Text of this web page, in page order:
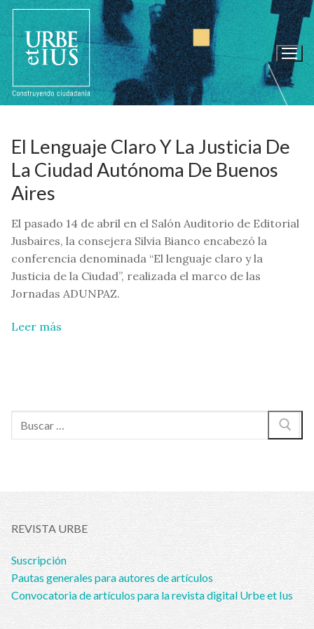
al
contenido
El Lenguaje Claro Y La Justicia De
La Ciudad Autónoma De Buenos
Aires
El pasado 14 de abril en el Salón Auditorio de Editorial
Jusbaires, la consejera Silvia Bianco encabezó la
conferencia denominada “El lenguaje claro y la
Justicia de la Ciudad”, realizada el marco de las
Jornadas ADUNPAZ.
Leer más
REVISTA URBE
Suscripción
Pautas generales para autores de artículos
Convocatoria de artículos para la revista digital Urbe et Ius